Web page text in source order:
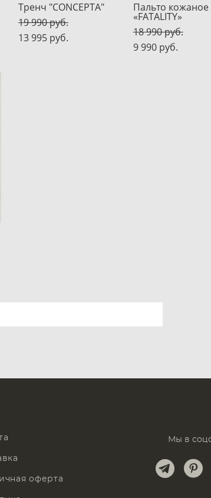
Тренч "CONCEPTA"
19 990 pуб.
13 995 pуб.
Пальто кожаное
«FATALITY»
18 990 pуб.
9 990 pуб.
оферта
Мы в